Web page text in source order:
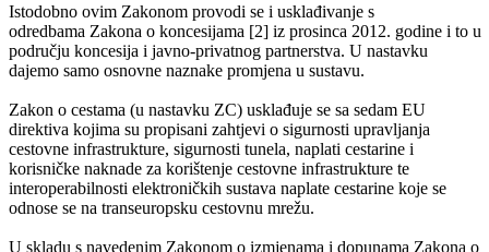
Istodobno ovim Zakonom provodi se i usklađivanje s
odredbama Zakona o koncesijama [2] iz prosinca 2012. godine i to u
području koncesija i javno-privatnog partnerstva. U nastavku
dajemo samo osnovne naznake promjena u sustavu.
Zakon o cestama (u nastavku ZC) usklađuje se sa sedam EU
direktiva kojima su propisani zahtjevi o sigurnosti upravljanja
cestovne infrastrukture, sigurnosti tunela, naplati cestarine i
korisničke naknade za korištenje cestovne infrastrukture te
interoperabilnosti elektroničkih sustava naplate cestarine koje se
odnose se na transeuropsku cestovnu mrežu.
U skladu s navedenim Zakonom o izmjenama i dopunama Zakona o